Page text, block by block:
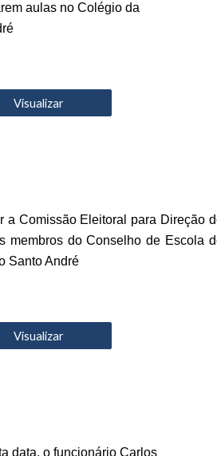
aulas no Colégio da
Visualizar
a Comissão Eleitoral para Direção
membros do Conselho de Escola
Santo André
Visualizar
data, o funcionário Carlos